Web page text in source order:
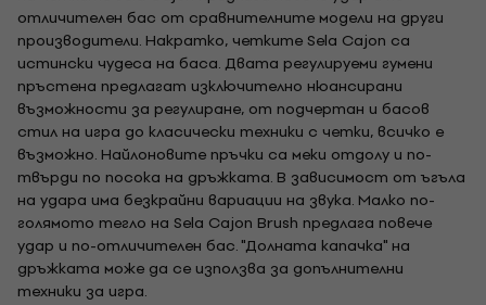
отличителен бас от сравнителните модели на други
производители. Накратко, четките Sela Cajon са
истински чудеса на баса. Двата регулируеми гумени
пръстена предлагат изключително нюансирани
възможности за регулиране, от подчертан и басов
стил на игра до класически техники с четки, всичко е
възможно. Найлоновите пръчки са меки отдолу и по-
твърди по посока на дръжката. В зависимост от ъгъла
на удара има безкрайни вариации на звука. Малко по-
голямото тегло на Sela Cajon Brush предлага повече
удар и по-отличителен бас. "Долната капачка" на
дръжката може да се използва за допълнителни
техники за игра.